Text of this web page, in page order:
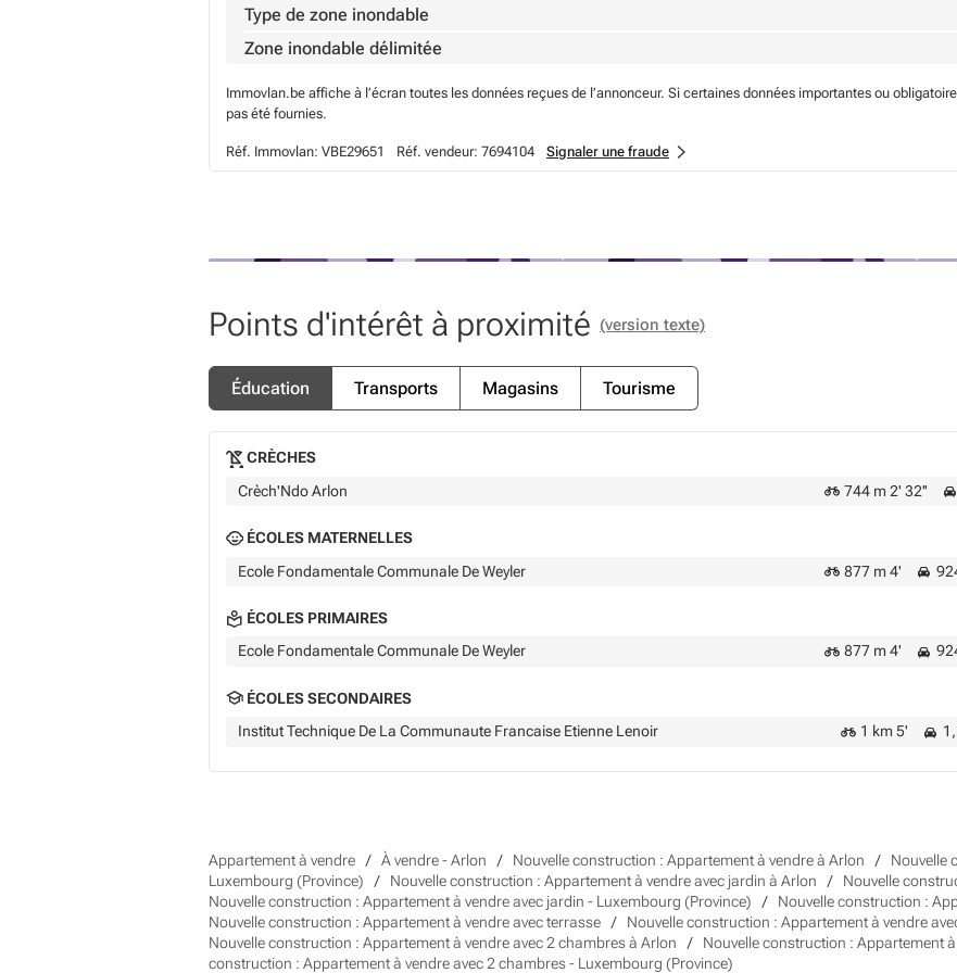
Type de zone inondable
Zone inondable délimitée
Immovlan.be affiche à l’écran toutes les données reçues de l’annonceur. Si certaines données importantes ou
pas été fournies.
Réf. Immovlan: VBE29651 Réf. vendeur: 7694104 Signaler une fraude
Points d'intérêt à proximité (version texte)
Éducation Transports Magasins Tourisme
CRÈCHES
Crèch'Ndo Arlon
744 m 2' 32''
ÉCOLES MATERNELLES
Ecole Fondamentale Communale De Weyler
877 m 4'
ÉCOLES PRIMAIRES
Ecole Fondamentale Communale De Weyler
877 m 4'
ÉCOLES SECONDAIRES
Institut Technique De La Communaute Francaise Etienne Lenoir
1 km 5'
Appartement à vendre À vendre - Arlon Nouvelle construction : Appartement à vendre à Arlon
Nouvelle
Luxembourg (Province)
Nouvelle construction : Appartement à vendre avec jardin à Arlon
Nouvelle
Nouvelle construction : Appartement à vendre avec jardin - Luxembourg (Province)
Nouvelle construction :
Nouvelle construction : Appartement à vendre avec terrasse
Nouvelle construction : Appartement à vendre
Nouvelle construction : Appartement à vendre avec 2 chambres à Arlon
Nouvelle construction : Appartement
construction : Appartement à vendre avec 2 chambres - Luxembourg (Province)